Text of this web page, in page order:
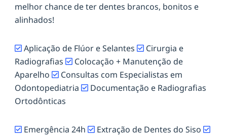
melhor chance de ter dentes brancos, bonitos e
alinhados!
Aplicação de Flúor e Selantes
Cirurgia e
Radiografias
Colocação + Manutenção de
Aparelho
Consultas com Especialistas em
Odontopediatria
Documentação e Radiografias
Ortodônticas
Emergência 24h
Extração de Dentes do Siso